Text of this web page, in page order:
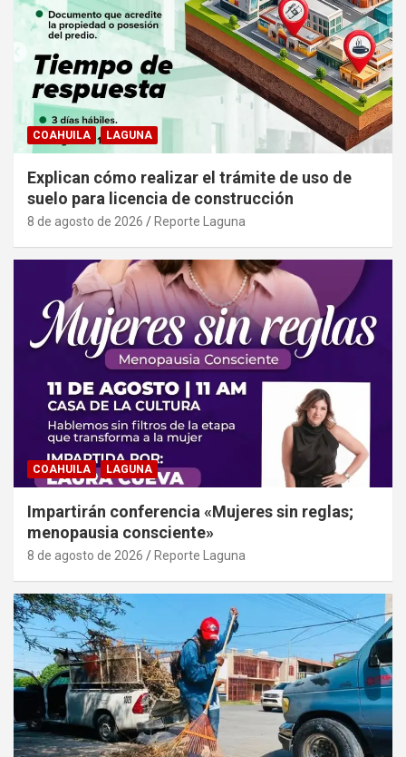
COAHUILA LAGUNA
Explican cómo realizar el trámite de uso de
suelo para licencia de construcción
8 de agosto de 2026 Reporte Laguna
COAHUILA LAGUNA
Impartirán conferencia «Mujeres sin reglas;
menopausia consciente»
8 de agosto de 2026 Reporte Laguna